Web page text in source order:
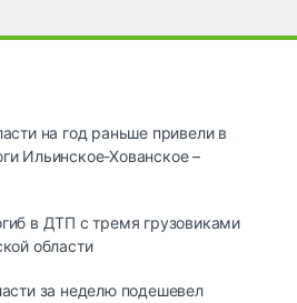
на год раньше привели в
Ильинское-Хованское –
в ДТП с тремя грузовиками
области
за неделю подешевел